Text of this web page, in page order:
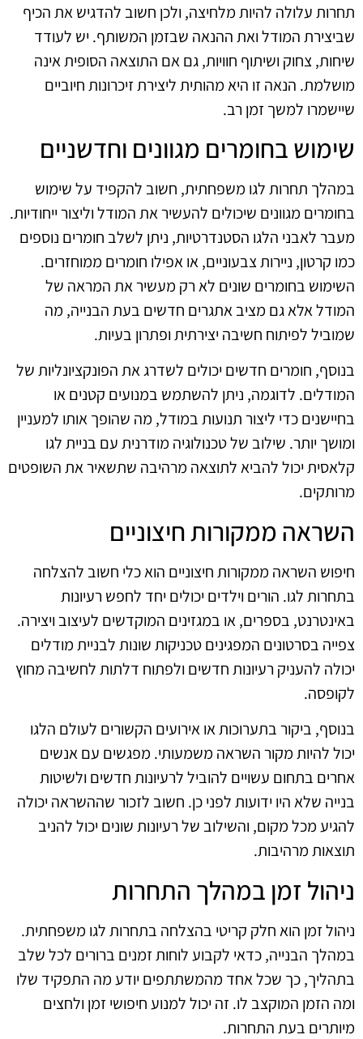
תחרות עלולה להיות מלחיצה, ולכן חשוב להדגיש את הכיף
שביצירת המודל ואת ההנאה שבזמן המשותף. יש לעודד
שיחות, צחוק ושיתוף חוויות, גם אם התוצאה הסופית אינה
מושלמת. הנאה זו היא מהותית ליצירת זיכרונות חיוביים
שיישמרו למשך זמן רב.
שימוש בחומרים מגוונים וחדשניים
במהלך תחרות לגו משפחתית, חשוב להקפיד על שימוש
בחומרים מגוונים שיכולים להעשיר את המודל וליצור ייחודיות.
מעבר לאבני הלגו הסטנדרטיות, ניתן לשלב חומרים נוספים
כמו קרטון, ניירות צבעוניים, או אפילו חומרים ממוחזרים.
השימוש בחומרים שונים לא רק מעשיר את המראה של
המודל אלא גם מציב אתגרים חדשים בעת הבנייה, מה
שמוביל לפיתוח חשיבה יצירתית ופתרון בעיות.
בנוסף, חומרים חדשים יכולים לשדרג את הפונקציונליות של
המודלים. לדוגמה, ניתן להשתמש במנועים קטנים או
בחיישנים כדי ליצור תנועות במודל, מה שהופך אותו למעניין
ומושך יותר. שילוב של טכנולוגיה מודרנית עם בניית לגו
קלאסית יכול להביא לתוצאה מרהיבה שתשאיר את השופטים
מרותקים.
השראה ממקורות חיצוניים
חיפוש השראה ממקורות חיצוניים הוא כלי חשוב להצלחה
בתחרות לגו. הורים וילדים יכולים יחד לחפש רעיונות
באינטרנט, בספרים, או במגזינים המוקדשים לעיצוב ויצירה.
צפייה בסרטונים המפגינים טכניקות שונות לבניית מודלים
יכולה להעניק רעיונות חדשים ולפתוח דלתות לחשיבה מחוץ
לקופסה.
בנוסף, ביקור בתערוכות או אירועים הקשורים לעולם הלגו
יכול להיות מקור השראה משמעותי. מפגשים עם אנשים
אחרים בתחום עשויים להוביל לרעיונות חדשים ולשיטות
בנייה שלא היו ידועות לפני כן. חשוב לזכור שההשראה יכולה
להגיע מכל מקום, והשילוב של רעיונות שונים יכול להניב
תוצאות מרהיבות.
ניהול זמן במהלך התחרות
ניהול זמן הוא חלק קריטי בהצלחה בתחרות לגו משפחתית.
במהלך הבנייה, כדאי לקבוע לוחות זמנים ברורים לכל שלב
בתהליך, כך שכל אחד מהמשתתפים יודע מה התפקיד שלו
ומה הזמן המוקצב לו. זה יכול למנוע חיפושי זמן ולחצים
מיותרים בעת התחרות.